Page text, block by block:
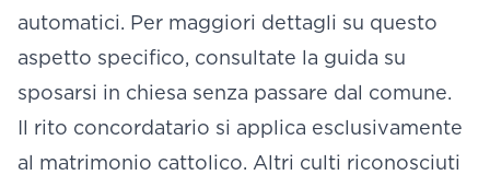
automatici. Per maggiori dettagli su questo
aspetto specifico, consultate la guida su
sposarsi in chiesa senza passare dal comune.
Il rito concordatario si applica esclusivamente
al matrimonio cattolico. Altri culti riconosciuti